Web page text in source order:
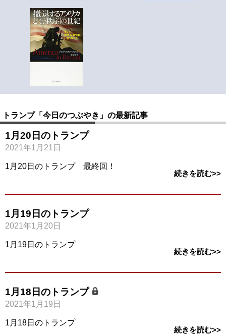
トランプ「今日のつぶやき」の最新記事
1月20日のトランプ
2021年1月21日
1月20日のトランプ 最終回！
続きを読む>>
1月19日のトランプ
2021年1月20日
1月19日のトランプ
続きを読む>>
1月18日のトランプ
2021年1月19日
1月18日のトランプ
続きを読む>>